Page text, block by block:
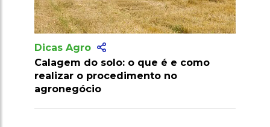
Dicas Agro
Calagem do solo: o que é e como
realizar o procedimento no
agronegócio